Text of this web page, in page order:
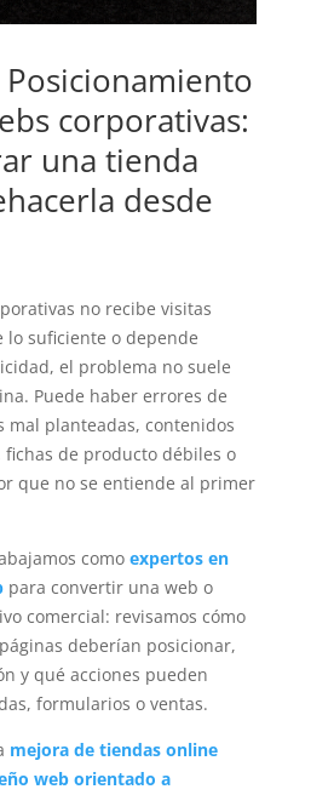
corporativas:
una tienda
desde
no recibe visitas
lo suficiente o depende
el problema no suele
Puede haber errores de
mal planteadas, contenidos
de producto débiles o
que no se entiende al primer
como expertos en
para convertir una web o
comercial: revisamos cómo
deberían posicionar,
y qué acciones pueden
formularios o ventas.
mejora de tiendas online
web orientado a